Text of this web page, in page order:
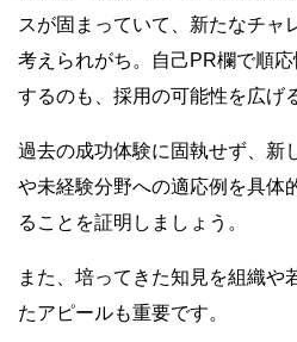
スが固まっていて、新たなチャ
考えられがち。自己PR欄で順
するのも、採用の可能性を広げ
過去の成功体験に固執せず、新
や未経験分野への適応例を具体
ることを証明しましょう。
また、培ってきた知見を組織や
たアピールも重要です。